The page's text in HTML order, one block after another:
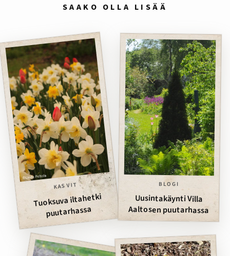
SAAKO OLLA LISÄÄ
KASVIT
Tuoksuva iltahetki
puutarhassa
BLOGI
Uusintakäynti Villa
Aaltosen puutarhassa